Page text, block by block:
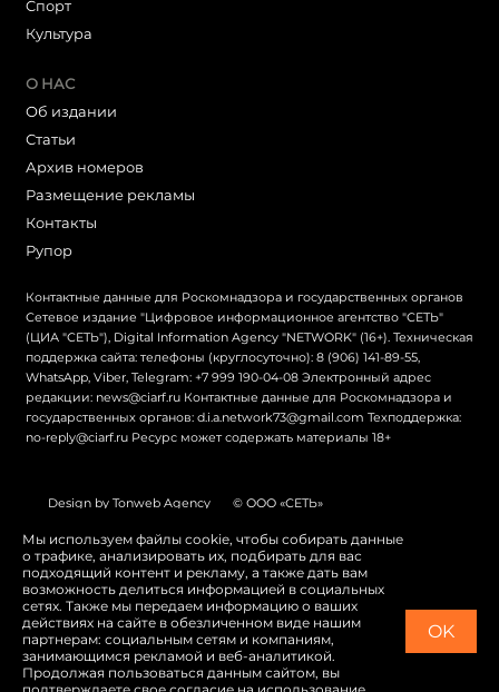
Cпорт
Культура
О НАС
Об издании
Статьи
Архив номеров
Размещение рекламы
Контакты
Рупор
Контактные данные для Роскомнадзора и государственных органов
Сетевое издание "Цифровое информационное агентство "СЕТЬ"
(ЦИА "СЕТЬ"), Digital Information Agency "NETWORK" (16+). Техническая
поддержка сайта: телефоны (круглосуточно): 8 (906) 141-89-55,
WhatsApp, Viber, Telegram: +7 999 190-04-08 Электронный адрес
редакции: news@ciarf.ru Контактные данные для Роскомнадзора и
государственных органов: d.i.a.network73@gmail.com Техподдержка:
no-reply@ciarf.ru Ресурс может содержать материалы 18+
Design by Tonweb Agency © ООО «СЕТЬ»
Политика конфиденциальности Карта сайта
Switch to English
Мы используем файлы cookie, чтобы собирать данные
о трафике, анализировать их, подбирать для вас
подходящий контент и рекламу, а также дать вам
возможность делиться информацией в социальных
сетях. Также мы передаем информацию о ваших
действиях на сайте в обезличенном виде нашим
партнерам: социальным сетям и компаниям,
занимающимся рекламой и веб-аналитикой.
Продолжая пользоваться данным сайтом, вы
OK